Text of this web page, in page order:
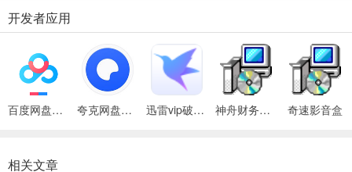
PC客户端、手机客户端内置软件电话，语音质量足可以媲美传统的固
话和手机通话质量，网内互拨免费，可以从两个人的通话直接通过加
人来建立多方的电话会议，出差在外也能与同事内部短号通话，更省
电话费。
开发者应用
百度网盘绿色Pc电脑版 夸克网盘官方正式版 迅雷vip破解版永久会员2024版 神舟财务软件 奇速影音盒
相关文章